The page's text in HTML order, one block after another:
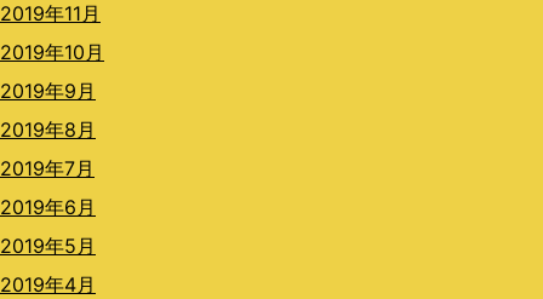
2019年11月
2019年10月
2019年9月
2019年8月
2019年7月
2019年6月
2019年5月
2019年4月